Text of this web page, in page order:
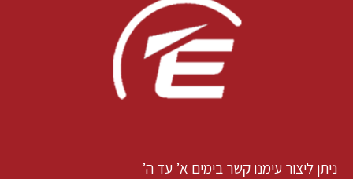
ניתן ליצור עימנו קשר בימים א’ עד ה’